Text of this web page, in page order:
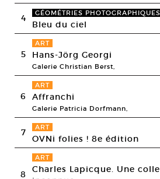
4 GÉOMÉTRIES PHOTOGRAPHIQUES
Bleu du ciel
5
ART
Hans-Jörg Georgi
Galerie Christian Berst,
6
ART
Affranchi
Galerie Patricia Dorfmann,
7 ART
OVNi folies ! 8e édition
8
ART
Charles Lapicque. Une